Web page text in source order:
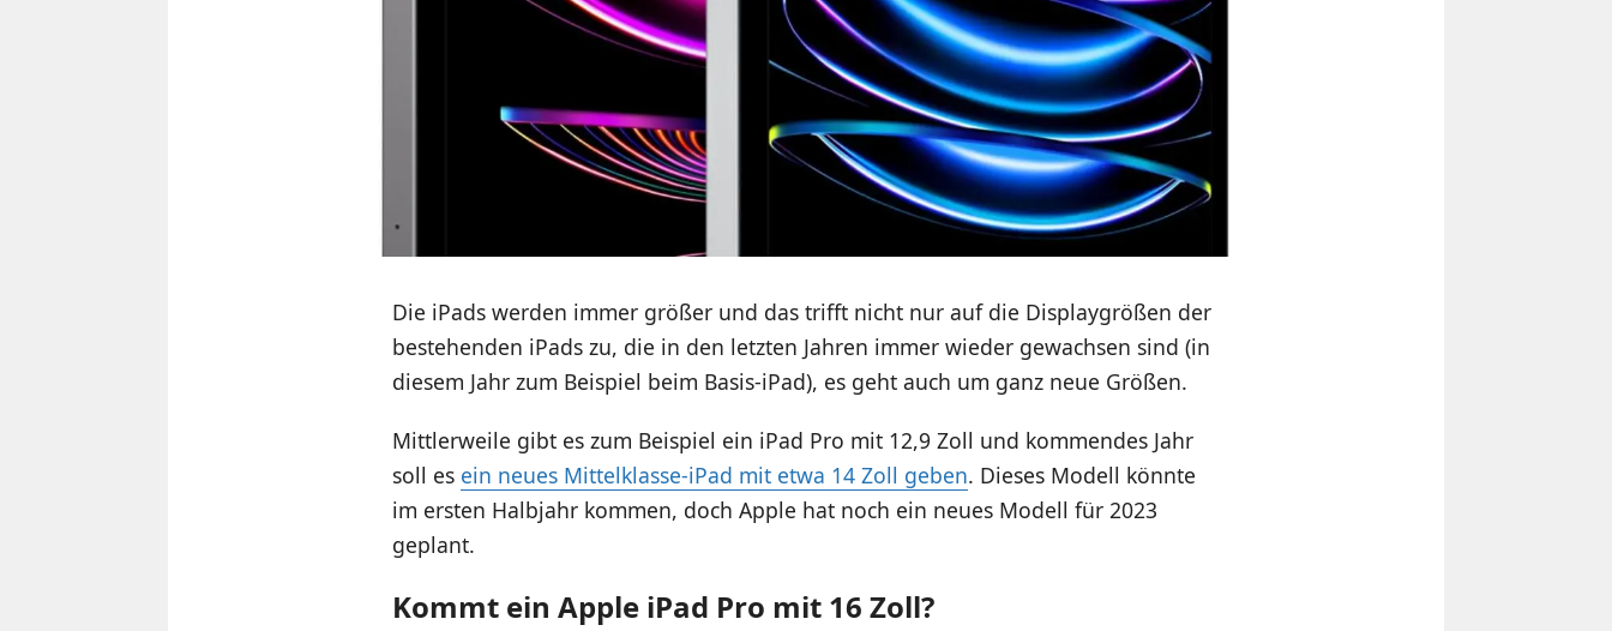
Die iPads werden immer größer und das trifft nicht nur auf die Displaygrößen der
bestehenden iPads zu, die in den letzten Jahren immer wieder gewachsen sind (in
diesem Jahr zum Beispiel beim Basis-iPad), es geht auch um ganz neue Größen.
Mittlerweile gibt es zum Beispiel ein iPad Pro mit 12,9 Zoll und kommendes Jahr
soll es ein neues Mittelklasse-iPad mit etwa 14 Zoll geben. Dieses Modell könnte
im ersten Halbjahr kommen, doch Apple hat noch ein neues Modell für 2023
geplant.
Kommt ein Apple iPad Pro mit 16 Zoll?